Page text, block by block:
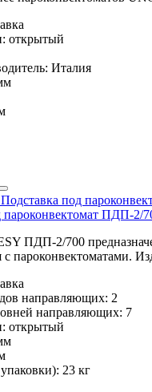
открытый
Италия
пароконвектомат ПДП-2/
ПДП-2/700
с пароконвектоматами.
направляющих: 2
направляющих: 7
открытый
23 кг